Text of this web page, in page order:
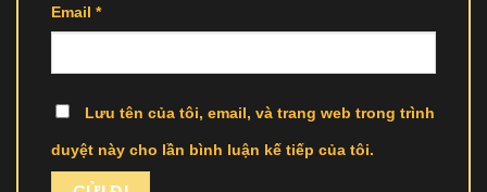
Email *
Lưu tên của tôi, email, và trang web trong trình
duyệt này cho lần bình luận kế tiếp của tôi.